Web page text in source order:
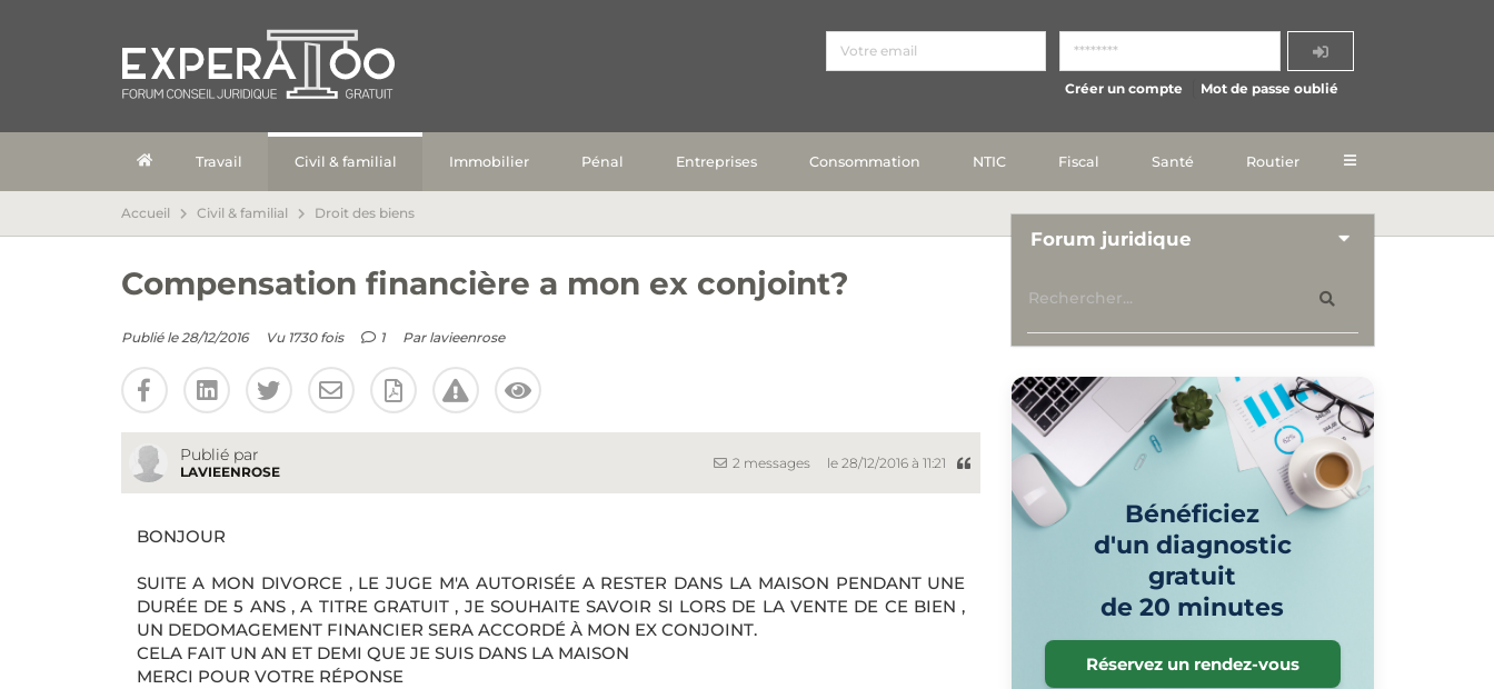
Créer un compte Mot de passe oublié
Travail Civil & familial Immobilier Pénal Entreprises Consommation NTIC Fiscal Santé Routier
Accueil Civil & familial Droit des biens
Compensation financière a mon ex conjoint?
Publié le 28/12/2016 Vu 1730 fois 1 Par lavieenrose
Publié par
LAVIEENROSE
2 messages le 28/12/2016 à 11:21
BONJOUR
SUITE A MON DIVORCE , LE JUGE M'A AUTORISÉE A RESTER DANS LA MAISON PENDANT UNE
DURÉE DE 5 ANS , A TITRE GRATUIT , JE SOUHAITE SAVOIR SI LORS DE LA VENTE DE CE BIEN ,
UN DEDOMAGEMENT FINANCIER SERA ACCORDÉ À MON EX CONJOINT.
CELA FAIT UN AN ET DEMI QUE JE SUIS DANS LA MAISON
MERCI POUR VOTRE RÉPONSE
Forum juridique
Bénéficiez
d'un diagnostic
gratuit
de 20 minutes
Réservez un rendez-vous